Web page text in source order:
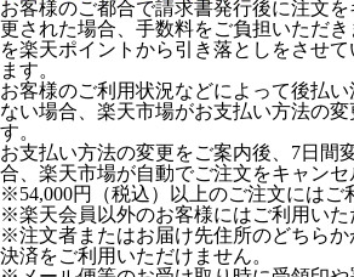
お客様のご都合で請求書発行後に注文
更された場合、手数料をご負担いただ
を楽天ポイントから引き落としをさせ
ます。
お客様のご利用状況などによって後払
ない場合、楽天市場がお支払い方法の変
す。
お支払い方法の変更をご案内後、7日間
合、楽天市場が自動でご注文をキャンセ
※54,000円（税込）以上のご注文にはご
※楽天会員以外のお客様にはご利用いた
※注文者またはお届け先住所のどちらか
決済をご利用いただけません。